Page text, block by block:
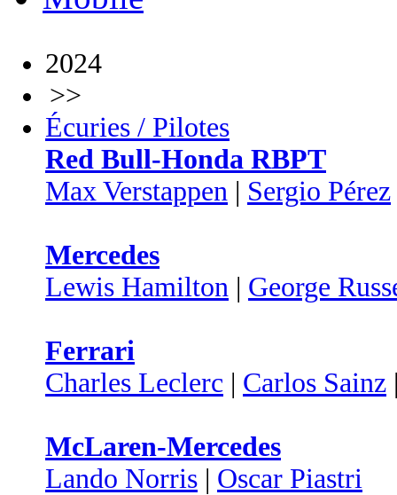
2024
>>
Écuries / Pilotes
Red Bull-Honda RBPT
Max Verstappen | Sergio Pérez
Mercedes
Lewis Hamilton | George
Ferrari
Charles Leclerc | Carlos Sainz
McLaren-Mercedes
Lando Norris | Oscar Piastri